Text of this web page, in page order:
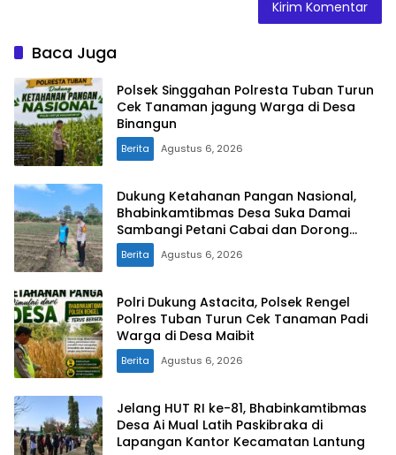
Baca Juga
Polsek Singgahan Polresta Tuban Turun
Cek Tanaman jagung Warga di Desa
Binangun
Berita Agustus 6, 2026
Dukung Ketahanan Pangan Nasional,
Bhabinkamtibmas Desa Suka Damai
Sambangi Petani Cabai dan Dorong
Pemanfaatan Pekarangan
Berita Agustus 6, 2026
Polri Dukung Astacita, Polsek Rengel
Polres Tuban Turun Cek Tanaman Padi
Warga di Desa Maibit
Berita Agustus 6, 2026
Jelang HUT RI ke-81, Bhabinkamtibmas
Desa Ai Mual Latih Paskibraka di
Lapangan Kantor Kecamatan Lantung